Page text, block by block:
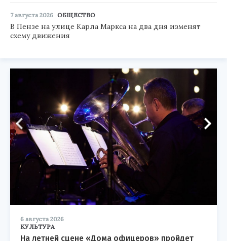
7 августа 2026 ОБЩЕСТВО
В Пензе на улице Карла Маркса на два дня изменят
схему движения
6 августа 2026
КУЛЬТУРА
На летней сцене «Дома офицеров» пройдет